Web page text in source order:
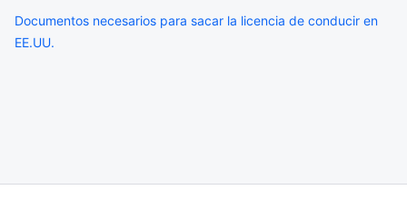
Documentos necesarios para sacar la licencia de conducir en
EE.UU.